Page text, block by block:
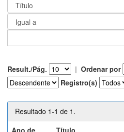
Result./Pág. | Ordenar por
Registro(s)
Resultado 1-1 de 1.
Ano de
Título